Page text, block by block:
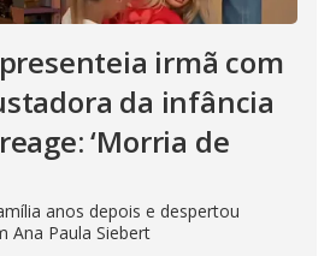
irmã com
da infância
‘Morria de
anos depois e despertou
Ana Paula Siebert